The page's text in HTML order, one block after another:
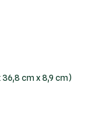
36,8 cm x 8,9 cm)